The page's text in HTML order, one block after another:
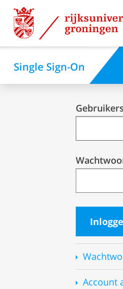
Single Sign-On
Single
Sign-
Account